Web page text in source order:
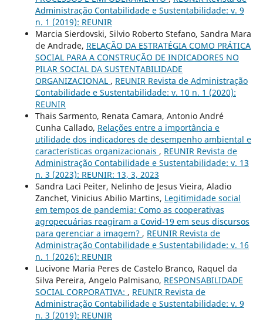
Administração Contabilidade e Sustentabilidade: v. 9
n. 1 (2019): REUNIR
Marcia Sierdovski, Silvio Roberto Stefano, Sandra Mara
de Andrade, RELAÇÃO DA ESTRATÉGIA COMO PRÁTICA
SOCIAL PARA A CONSTRUÇÃO DE INDICADORES NO
PILAR SOCIAL DA SUSTENTABILIDADE
ORGANIZACIONAL , REUNIR Revista de Administração
Contabilidade e Sustentabilidade: v. 10 n. 1 (2020):
REUNIR
Thais Sarmento, Renata Camara, Antonio André
Cunha Callado, Relações entre a importância e
utilidade dos indicadores de desempenho ambiental e
características organizacionais , REUNIR Revista de
Administração Contabilidade e Sustentabilidade: v. 13
n. 3 (2023): REUNIR: 13, 3, 2023
Sandra Laci Peiter, Nelinho de Jesus Vieira, Aladio
Zanchet, Vinicius Abilio Martins, Legitimidade social
em tempos de pandemia: Como as cooperativas
agropecuárias reagiram a Covid-19 em seus discursos
para gerenciar a imagem? , REUNIR Revista de
Administração Contabilidade e Sustentabilidade: v. 16
n. 1 (2026): REUNIR
Lucivone Maria Peres de Castelo Branco, Raquel da
Silva Pereira, Angelo Palmisano, RESPONSABILIDADE
SOCIAL CORPORATIVA: , REUNIR Revista de
Administração Contabilidade e Sustentabilidade: v. 9
n. 3 (2019): REUNIR